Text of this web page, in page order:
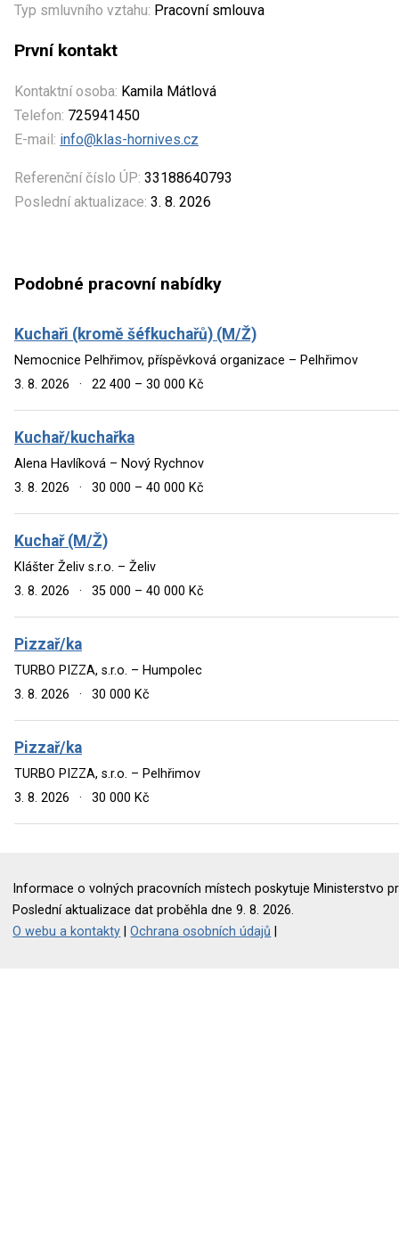
Typ smluvního vztahu: Pracovní smlouva
První kontakt
Kontaktní osoba: Kamila Mátlová
Telefon: 725941450
E-mail: info@klas-hornives.cz
Referenční číslo ÚP: 33188640793
Poslední aktualizace: 3. 8. 2026
Podobné pracovní nabídky
Kuchaři (kromě šéfkuchařů) (M/Ž)
Nemocnice Pelhřimov, příspěvková organizace – Pelhřimov
3. 8. 2026
· 22 400 – 30 000 Kč
Kuchař/kuchařka
Alena Havlíková – Nový Rychnov
3. 8. 2026
· 30 000 – 40 000 Kč
Kuchař (M/Ž)
Klášter Želiv s.r.o. – Želiv
3. 8. 2026
· 35 000 – 40 000 Kč
Pizzař/ka
TURBO PIZZA, s.r.o. – Humpolec
3. 8. 2026
· 30 000 Kč
Pizzař/ka
TURBO PIZZA, s.r.o. – Pelhřimov
3. 8. 2026
· 30 000 Kč
Informace o volných pracovních místech poskytuje Ministerstvo
Poslední aktualizace dat proběhla dne 9. 8. 2026.
O webu a kontakty |Ochrana osobních údajů